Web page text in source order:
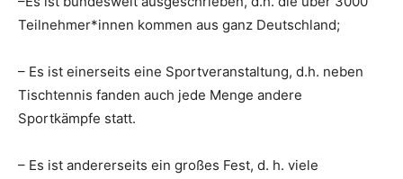
Teilnehmer*innen kommen aus ganz Deutschland;
– Es ist einerseits eine Sportveranstaltung, d.h. neben
Tischtennis fanden auch jede Menge andere
Sportkämpfe statt.
– Es ist andererseits ein großes Fest, d. h. viele